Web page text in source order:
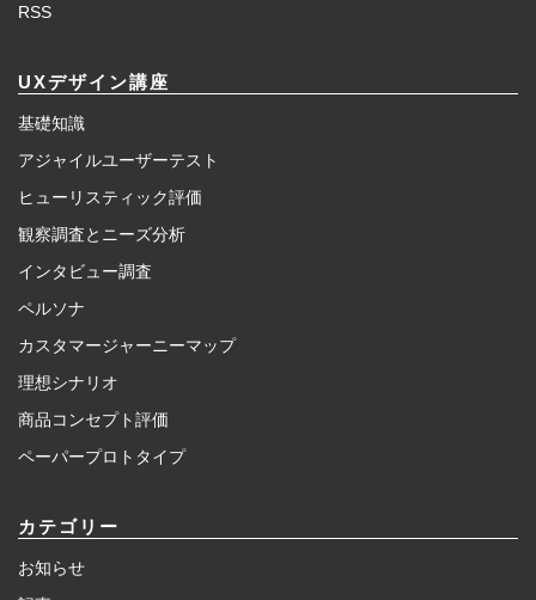
RSS
UXデザイン講座
基礎知識
アジャイルユーザーテスト
ヒューリスティック評価
観察調査とニーズ分析
インタビュー調査
ペルソナ
カスタマージャーニーマップ
理想シナリオ
商品コンセプト評価
ペーパープロトタイプ
カテゴリー
お知らせ